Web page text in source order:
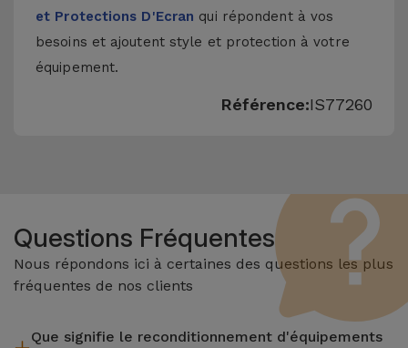
et Protections D'Ecran qui répondent à vos
besoins et ajoutent style et protection à votre
équipement.
Référence:IS77260
Questions Fréquentes
Nous répondons ici à certaines des questions les plus
fréquentes de nos clients
Que signifie le reconditionnement d'équipements